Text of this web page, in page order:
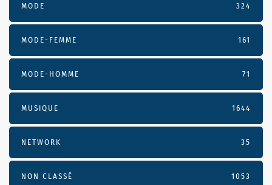
MODE 324
MODE-FEMME 161
MODE-HOMME 71
MUSIQUE 1644
NETWORK 35
NON CLASSÉ 1053